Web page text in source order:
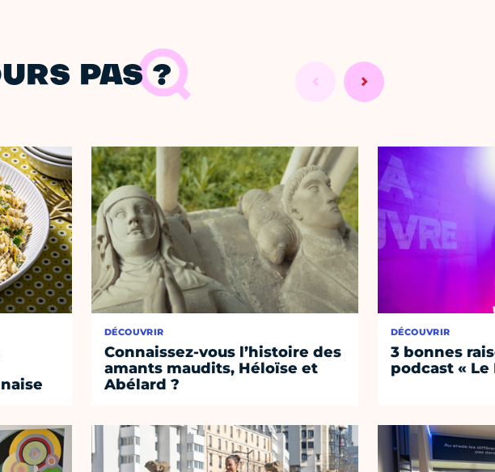
PAS ?
DÉCOUVRIR
Connaissez-vous l’histoire des
amants maudits, Héloïse et
Abélard ?
DÉCOUVRIR
3 bonnes
podcast « Le